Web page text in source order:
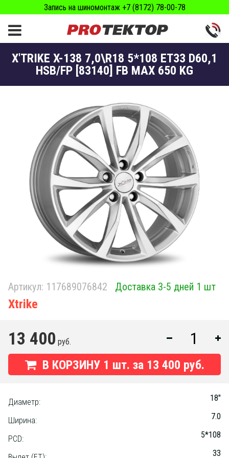
Запись на шиномонтаж +7 (8172) 78-00-78
X'TRIKE X-138 7,0\R18 5*108 ET33 D60,1
HSB/FP [83140] FB MAX 650 KG
Артикул: 117689076842 Доставка 3-5 дней 1 шт
Xtrike
13 400 руб.
В КОРЗИНУ 1 шт. за 13 400 руб.
Диаметр: 18"
Ширина: 7.0
PCD: 5*108
33